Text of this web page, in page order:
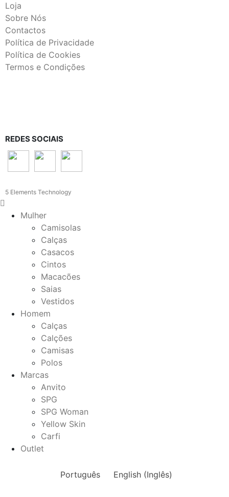
Loja
Sobre Nós
Contactos
Política de Privacidade
Política de Cookies
Termos e Condições
REDES SOCIAIS
5 Elements Technology
Mulher
Camisolas
Calças
Casacos
Cintos
Macacões
Saias
Vestidos
Homem
Calças
Calções
Camisas
Polos
Marcas
Anvito
SPG
SPG Woman
Yellow Skin
Carfi
Outlet
Português English(Inglês)